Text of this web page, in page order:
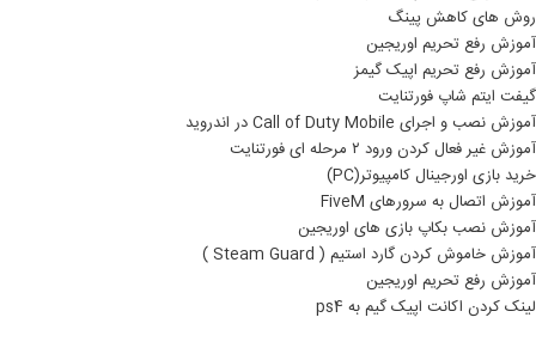
روش های کاهش پینگ
آموزش رفع تحریم اوریجین
آموزش رفع تحریم اپیک گیمز
گیفت ایتم شاپ فورتنایت
آموزش نصب و اجرای Call of Duty Mobile در اندروید
آموزش غیر فعال کردن ورود ۲ مرحله ای فورتنایت
خرید بازی اورجینال کامپیوتر(PC)
آموزش اتصال به سرورهای FiveM
آموزش نصب بکاپ بازی های اوریجین
آموزش خاموش کردن گارد استیم ( Steam Guard )
آموزش رفع تحریم اوریجین
لینک کردن اکانت اپیک گیم به ps4